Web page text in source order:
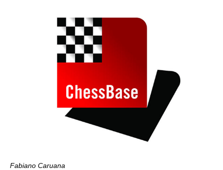
Fabiano Caruana